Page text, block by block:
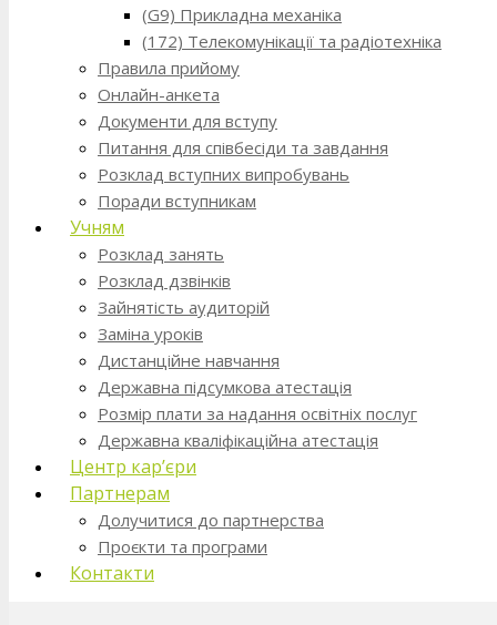
(G9) Прикладна механіка
(172) Телекомунікації та радіотехніка
Правила прийому
Онлайн-анкета
Документи для вступу
Питання для співбесіди та завдання
Розклад вступних випробувань
Поради вступникам
Учням
Розклад занять
Розклад дзвінків
Зайнятість аудиторій
Заміна уроків
Дистанційне навчання
Державна підсумкова атестація
Розмір плати за надання освітніх послуг
Державна кваліфікаційна атестація
Центр кар’єри
Партнерам
Долучитися до партнерства
Проєкти та програми
Контакти